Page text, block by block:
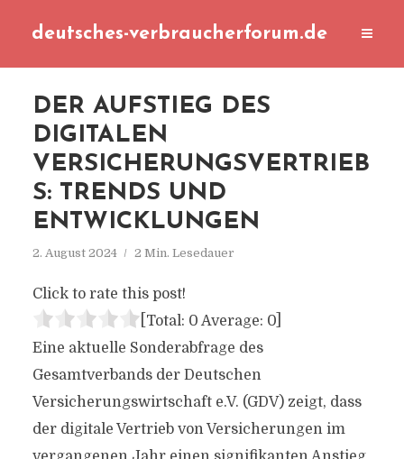
deutsches-verbraucherforum.de
DER AUFSTIEG DES
DIGITALEN
VERSICHERUNGSVERTRIEB
S: TRENDS UND
ENTWICKLUNGEN
2. August 2024 2 Min. Lesedauer
Click to rate this post!
[Total: 0 Average: 0]
Eine aktuelle Sonderabfrage des
Gesamtverbands der Deutschen
Versicherungswirtschaft e.V. (GDV) zeigt, dass
der digitale Vertrieb von Versicherungen im